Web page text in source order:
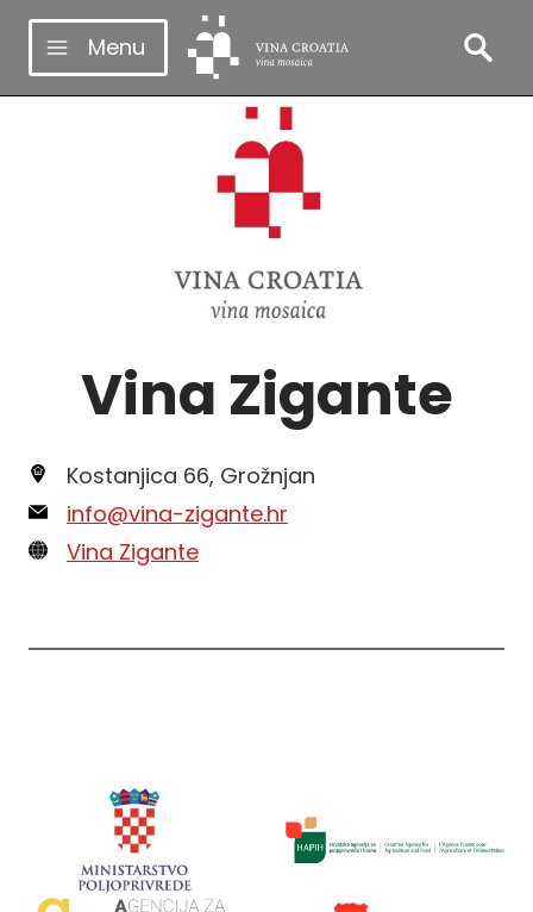
Skip
content
Menu
Vina Zigante
Kostanjica 66, Grožnjan
info@vina-zigante.hr
Vina Zigante